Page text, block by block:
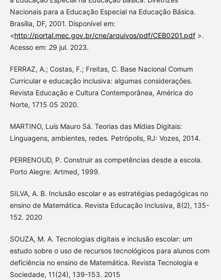
Nacionais para a Educação Especial na Educação Básica.
Brasília, DF, 2001. Disponível em:
<http://portal.mec.gov.br/cne/arquivos/pdf/CEB0201.pdf>.
Acesso em: 29 jul. 2023.
FERRAZ, A.; Costas, F.; Freitas, C. Base Nacional Comum
Curricular e educação inclusiva: algumas considerações.
Revista Educação e Cultura Contemporânea, América do
Norte, 1715 05 2020.
MARTINO, Luís Mauro Sá. Teorias das Mídias Digitais:
Linguagens, ambientes, redes. Petrópolis, RJ: Vozes, 2014.
PERRENOUD, P. Construir as competências desde a escola.
Porto Alegre: Artmed, 1999.
SILVA, A. B. Inclusão escolar e as estratégias pedagógicas no
ensino de Matemática. Revista Educação Inclusiva, 8(2), 135-
152. 2020
SOUZA, M. A. Tecnologias digitais e inclusão escolar: um
estudo sobre o uso de recursos tecnológicos para alunos com
deficiência no ensino de Matemática. Revista Tecnologia e
Sociedade, 11(24), 139-153. 2015